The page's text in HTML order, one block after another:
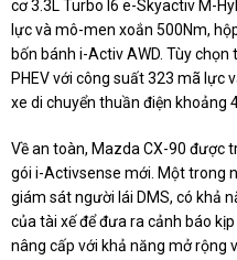
cơ 3.3L Turbo I6 e-Skyactiv M-
lực và mô-men xoắn 500Nm,
bốn bánh i-Activ AWD. Tùy
PHEV với công suất 323 mã lực
xe di chuyển thuần điện khoảng
Về an toàn, Mazda CX-90 được
gói i-Activsense mới. Một trong
giám sát người lái DMS, có khả
của tài xế để đưa ra cảnh báo
nâng cấp với khả năng mở rộng